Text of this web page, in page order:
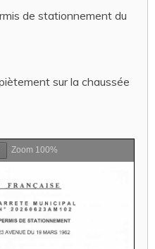
de stationnement du
sur la chaussée
Zoom 100%